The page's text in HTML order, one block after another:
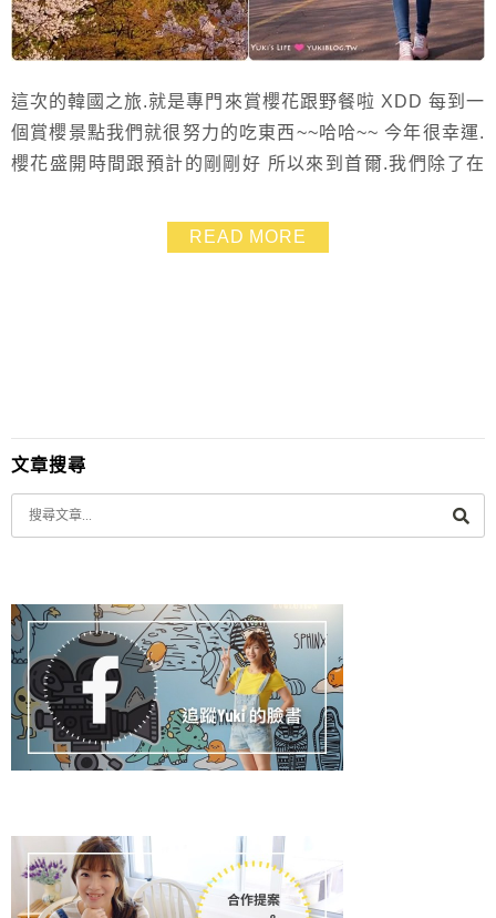
這次的韓國之旅.就是專門來賞櫻花跟野餐啦 XDD 每到一
個賞櫻景點我們就很努力的吃東西~~哈哈~~ 今年很幸運.
櫻花盛開時間跟預計的剛剛好 所以來到首爾.我們除了在
傳說中爆炸美的櫻花喲!! 我們這次的路線很輕鬆.避開人擠
人的賞花人潮 櫻花步道吹著櫻花雪~比擠爆的纜車更加浪
READ MORE
文章搜尋